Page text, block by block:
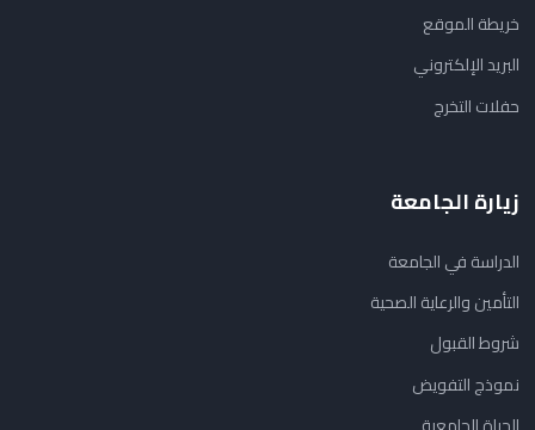
خريطة الموقع
البريد الإلكتروني
حفلات التخرج
زيارة الجامعة
الدراسة في الجامعة
التأمين والرعاية الصحية
شروط القبول
نموذج التفويض